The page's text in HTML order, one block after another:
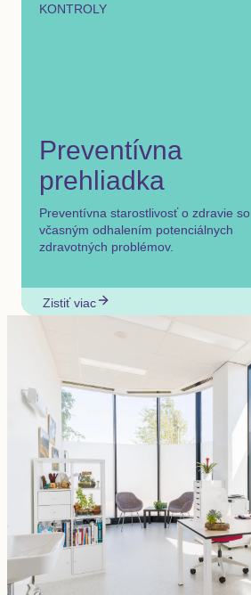
KONTROLY
Preventívna
prehliadka
Preventívna starostlivosť o zdravie so
včasným odhalením potenciálnych
zdravotných problémov.
Zistiť viac